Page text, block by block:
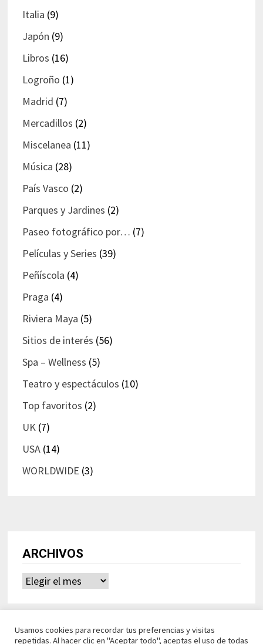
Italia (9)
Japón (9)
Libros (16)
Logroño (1)
Madrid (7)
Mercadillos (2)
Miscelanea (11)
Música (28)
País Vasco (2)
Parques y Jardines (2)
Paseo fotográfico por… (7)
Películas y Series (39)
Peñíscola (4)
Praga (4)
Riviera Maya (5)
Sitios de interés (56)
Spa – Wellness (5)
Teatro y espectáculos (10)
Top favoritos (2)
UK(7)
USA(14)
WORLDWIDE (3)
ARCHIVOS
Archivos
Usamos cookies para recordar tus preferencias y visitas
repetidas. Al hacer clic en "Aceptar todo", aceptas el uso de todas